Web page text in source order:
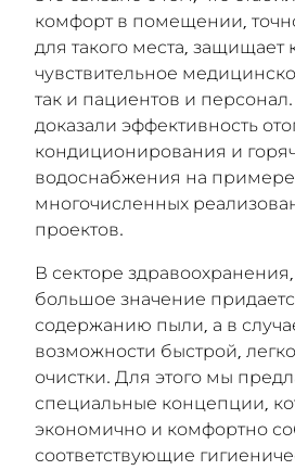
комфорт в помещении,
для такого места, защищает
чувствительное
так и пациентов и
доказали эффективность
кондиционирования и
водоснабжения на примере
многочисленных
проектов.
В секторе здравоохранения,
большое значение
содержанию пыли, а в
возможности быстрой,
очистки. Для этого мы
специальные концепции,
экономично и комфортно
соответствующие